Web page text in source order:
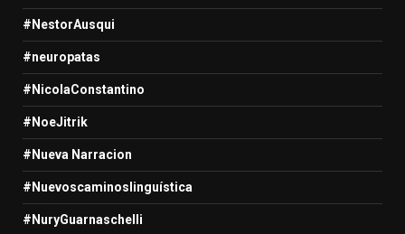
#NestorAusqui
#neuropatas
#NicolaConstantino
#NoeJitrik
#Nueva Narracion
#Nuevoscaminoslinguística
#NuryGuarnaschelli